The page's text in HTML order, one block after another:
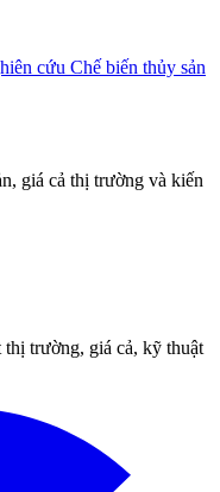
cứu Chế biến thủy sản
giá cả thị trường và kiến
trường, giá cả, kỹ thuật